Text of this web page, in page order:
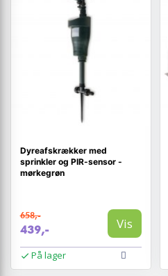
Dyreafskrækker med
sprinkler og PIR-sensor -
mørkegrøn
658,-
439,- Vis
På lager